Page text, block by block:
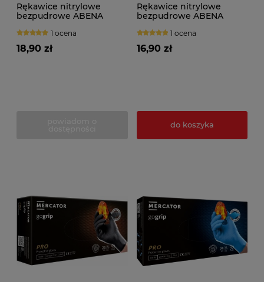
Rękawice nitrylowe
bezpudrowe ABENA
1 ocena
18,90 zł
Rękawice nitrylowe
bezpudrowe ABENA
1 ocena
16,90 zł
do koszyka